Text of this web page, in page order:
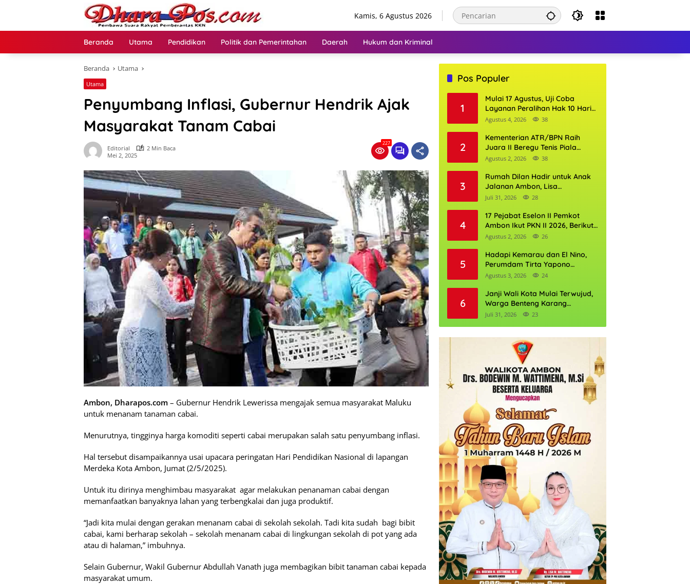
Kamis, 6 Agustus 2026
Beranda Utama Pendidikan Politik dan Pemerintahan Daerah Hukum dan Kriminal
Beranda Utama
Utama
Penyumbang Inflasi, Gubernur Hendrik Ajak
Masyarakat Tanam Cabai
Editorial
2 Min Baca
Mei 2, 2025
227
Ambon, Dharapos.com – Gubernur Hendrik Lewerissa mengajak semua masyarakat Maluku
untuk menanam tanaman cabai.
Menurutnya, tingginya harga komoditi seperti cabai merupakan salah satu penyumbang inflasi.
Hal tersebut disampaikannya usai upacara peringatan Hari Pendidikan Nasional di lapangan
Merdeka Kota Ambon, Jumat (2/5/2025).
Untuk itu dirinya menghimbau masyarakat agar melakukan penanaman cabai dengan
memanfaatkan banyaknya lahan yang terbengkalai dan juga produktif.
“Jadi kita mulai dengan gerakan menanam cabai di sekolah sekolah. Tadi kita sudah bagi bibit
cabai, kami berharap sekolah – sekolah menanam cabai di lingkungan sekolah di pot yang ada
atau di halaman,” imbuhnya.
Selain Gubernur, Wakil Gubernur Abdullah Vanath juga membagikan bibit tanaman cabai kepada
masyarakat umum.
Pos Populer
1
Mulai 17 Agustus, Uji Coba
Layanan Peralihan Hak 10 Hari
di 15 Kantor Pertanahan
Agustus 4, 2026 38
2
Kementerian ATR/BPN Raih
Juara II Beregu Tenis Piala
Gubernur DKI Jakarta 2026
Agustus 2, 2026 38
3
Rumah Dilan Hadir untuk Anak
Jalanan Ambon, Lisa
Wattimena: Tak Ada Anak yang
Depannya
Juli 31, 2026 28
4
17 Pejabat Eselon II Pemkot
Ambon Ikut PKN II 2026, Berikut
Daftarnya
Agustus 2, 2026 26
5
Hadapi Kemarau dan El Nino,
Perumdam Tirta Yapono
Perkuat Cadangan Air Ambon
Agustus 3, 2026 24
6
Janji Wali Kota Mulai Terwujud,
Warga Benteng Karang
Ditargetkan Nikmati Air Bersih
Juli 31, 2026 23